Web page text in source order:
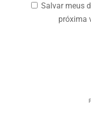
Salvar meus
próxima